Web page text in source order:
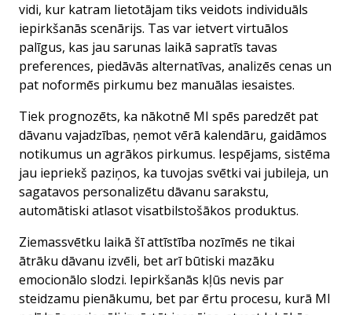
vidi, kur katram lietotājam tiks veidots individuāls
iepirkšanās scenārijs. Tas var ietvert virtuālos
palīgus, kas jau sarunas laikā sapratīs tavas
preferences, piedāvās alternatīvas, analizēs cenas un
pat noformēs pirkumu bez manuālas iesaistes.
Tiek prognozēts, ka nākotnē MI spēs paredzēt pat
dāvanu vajadzības, ņemot vērā kalendāru, gaidāmos
notikumus un agrākos pirkumus. Iespējams, sistēma
jau iepriekš paziņos, ka tuvojas svētki vai jubileja, un
sagatavos personalizētu dāvanu sarakstu,
automātiski atlasot visatbilstošākos produktus.
Ziemassvētku laikā šī attīstība nozīmēs ne tikai
ātrāku dāvanu izvēli, bet arī būtiski mazāku
emocionālo slodzi. Iepirkšanās kļūs nevis par
steidzamu pienākumu, bet par ērtu procesu, kurā MI